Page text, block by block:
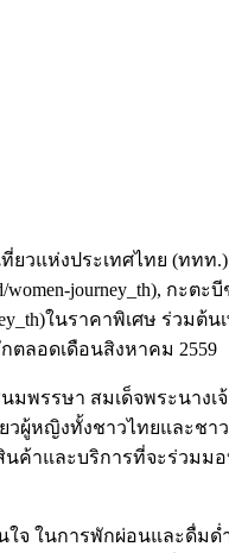
ห่งประเทศไทย (ททท.)
journey_th), กะต
ในราคาพิเศษ ร่วม
ตลอดเดือนสิงหาคม 2559
ชนมพรรษา สมเด็จพระนา
หญิงทั้งชาวไทยและชา
สินค้าและบริการที่จะร่
จ ในการพักผ่อนและดื่ม